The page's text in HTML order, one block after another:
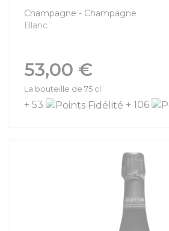
Champagne
Champagne
Blanc
Prix
53,00 €
La bouteille de 75 cl
+ 53 + 106